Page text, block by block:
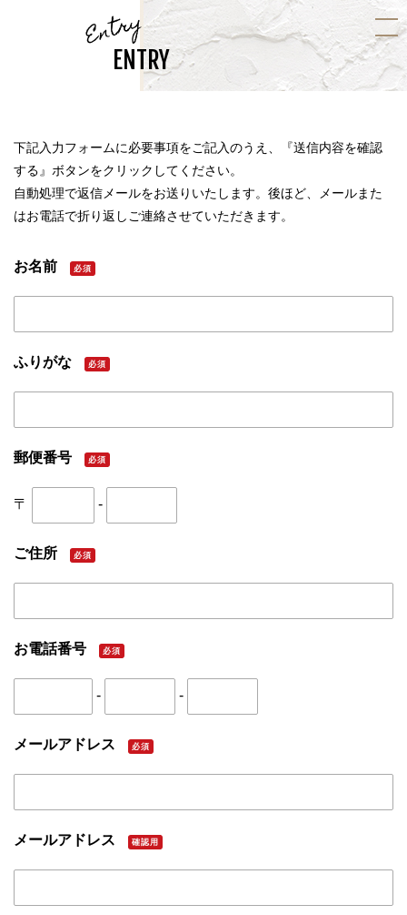
Entry
ENTRY
下記入力フォームに必要事項をご記入のうえ、『送信内容を確認
する』ボタンをクリックしてください。
自動処理で返信メールをお送りいたします。後ほど、メールまた
はお電話で折り返しご連絡させていただきます。
お名前 必須
ふりがな 必須
郵便番号 必須
〒 -
ご住所 必須
お電話番号 必須
- -
メールアドレス 必須
メールアドレス 確認用